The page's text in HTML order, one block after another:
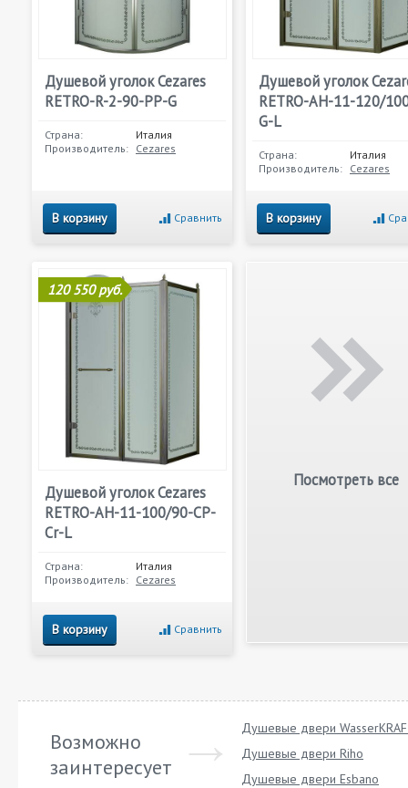
Душевой уголок Cezares
RETRO-R-2-90-PP-G
Страна:
Италия
Производитель: Cezares
В корзину Сравнить
Душевой уголок
RETRO-AH-11-120/
G-L
Страна:
Италия
Производитель: Cezares
В корзину
120 550 руб.
Душевой уголок Cezares
RETRO-AH-11-100/90-CP-
Cr-L
Страна:
Италия
Производитель: Cezares
В корзину Сравнить
Посмотреть все
Возможно
заинтересует
Душевые двери
Душевые двери Riho
Душевые двери Esbano